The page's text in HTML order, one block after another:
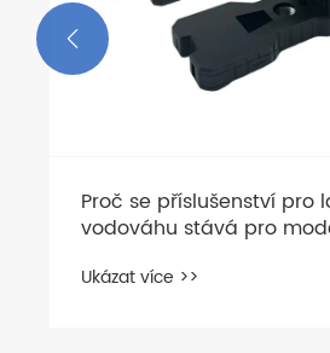
Proč se příslušenství pro
vodováhu stává pro
Ukázat více >>
